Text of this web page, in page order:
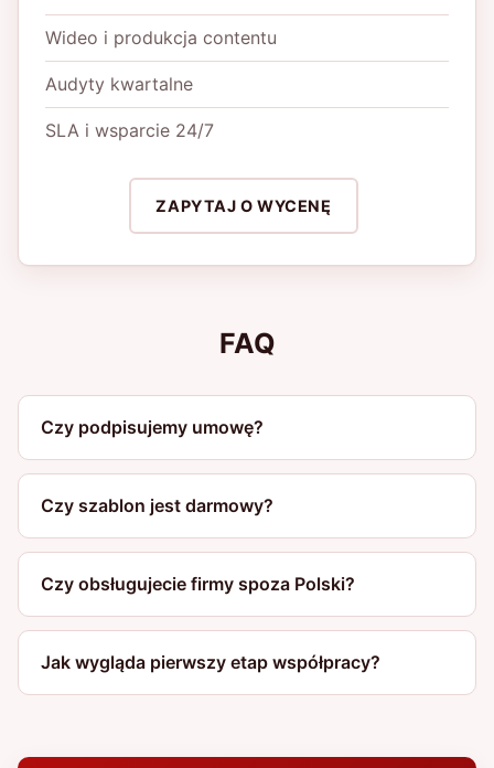
Wideo i produkcja contentu
Audyty kwartalne
SLA i wsparcie 24/7
ZAPYTAJ O WYCENĘ
FAQ
Czy podpisujemy umowę?
Czy szablon jest darmowy?
Czy obsługujecie firmy spoza Polski?
Jak wygląda pierwszy etap współpracy?